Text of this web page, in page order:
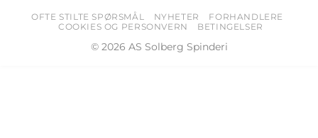
OFTE STILTE SPØRSMÅL NYHETER
FORHANDLERE
COOKIES OG PERSONVERN
BETINGELSER
© 2026 AS Solberg Spinderi